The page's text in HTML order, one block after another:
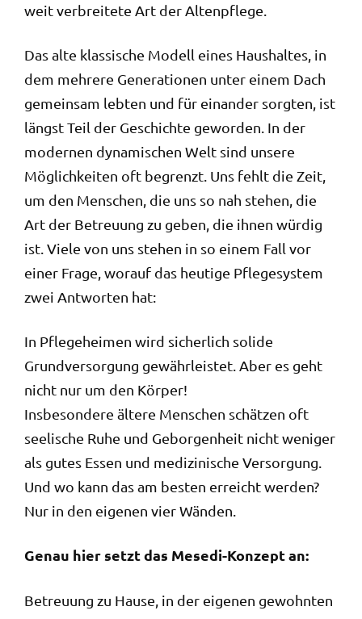
weit verbreitete Art der Altenpflege.
Das alte klassische Modell eines Haushaltes, in
dem mehrere Generationen unter einem Dach
gemeinsam lebten und für einander sorgten, ist
längst Teil der Geschichte geworden. In der
modernen dynamischen Welt sind unsere
Möglichkeiten oft begrenzt. Uns fehlt die Zeit,
um den Menschen, die uns so nah stehen, die
Art der Betreuung zu geben, die ihnen würdig
ist. Viele von uns stehen in so einem Fall vor
einer Frage, worauf das heutige Pflegesystem
zwei Antworten hat:
In Pflegeheimen wird sicherlich solide
Grundversorgung gewährleistet. Aber es geht
nicht nur um den Körper!
Insbesondere ältere Menschen schätzen oft
seelische Ruhe und Geborgenheit nicht weniger
als gutes Essen und medizinische Versorgung.
Und wo kann das am besten erreicht werden?
Nur in den eigenen vier Wänden.
Genau hier setzt das Mesedi-Konzept an:
Betreuung zu Hause, in der eigenen gewohnten